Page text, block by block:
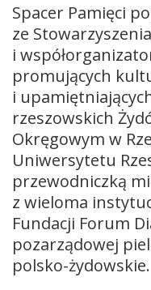
Spacer Pamięci
ze
i
promujących
i
rzeszowskich
Okręgowym w
Uniwersytetu
przewodniczką
z wieloma
Fundacji Forum
pozarządowej
polsko-żydowskie.